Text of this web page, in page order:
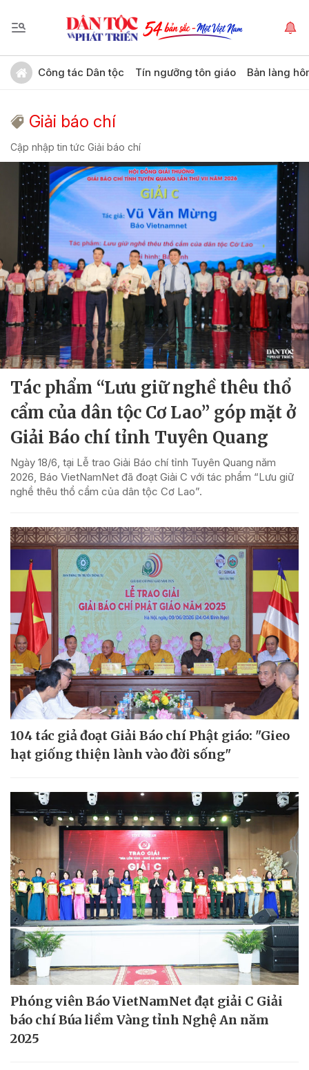
Công tác Dân tộc Tín ngưỡng tôn giáo Bản làng
Giải báo chí
Cập nhập tin tức Giải báo chí
Tác phẩm “Lưu giữ nghề thêu thổ
cẩm của dân tộc Cơ Lao” góp mặt ở
Giải Báo chí tỉnh Tuyên Quang
Ngày 18/6, tại Lễ trao Giải Báo chí tỉnh Tuyên Quang năm
2026, Báo VietNamNet đã đoạt Giải C với tác phẩm “Lưu giữ
nghề thêu thổ cẩm của dân tộc Cơ Lao”.
104 tác giả đoạt Giải Báo chí Phật giáo: "Gieo
hạt giống thiện lành vào đời sống"
Phóng viên Báo VietNamNet đạt giải C Giải
báo chí Búa liềm Vàng tỉnh Nghệ An năm
2025